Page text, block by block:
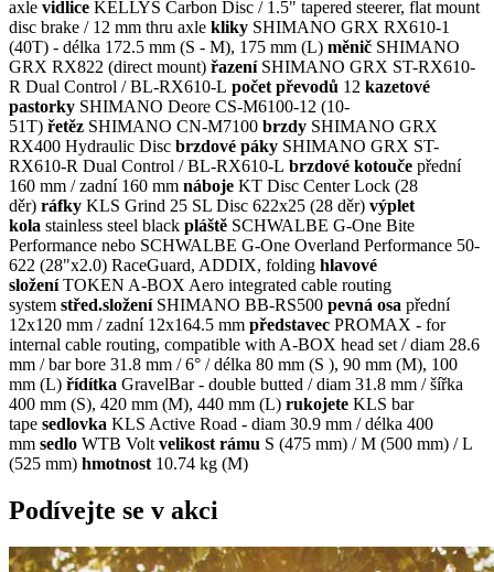
axle vidlice KELLYS Carbon Disc / 1.5" tapered steerer, flat mount
disc brake / 12 mm thru axle kliky SHIMANO GRX RX610-1
(40T) - délka 172.5 mm (S - M), 175 mm (L) měnič SHIMANO
GRX RX822 (direct mount) řazeníSHIMANO GRX ST-RX610-
R Dual Control / BL-RX610-L počet převodů 12 kazetové
pastorky SHIMANO Deore CS-M6100-12 (10-
51T) řetěz SHIMANO CN-M7100 brzdy SHIMANO GRX
RX400 Hydraulic Disc brzdové páky SHIMANO GRX ST-
RX610-R Dual Control / BL-RX610-L brzdové kotouče přední
160 mm / zadní 160 mm náboje KT Disc Center Lock (28
děr) ráfky KLS Grind 25 SL Disc 622x25 (28 děr) výplet
kola stainless steel black pláště SCHWALBE G-One Bite
Performance nebo SCHWALBE G-One Overland Performance 50-
622 (28"x2.0) RaceGuard, ADDIX, folding hlavové
složeníTOKEN A-BOX Aero integrated cable routing
system střed.složeníSHIMANO BB-RS500 pevná osa přední
12x120 mm / zadní 12x164.5 mm představec PROMAX - for
internal cable routing, compatible with A-BOX head set / diam 28.6
mm / bar bore 31.8 mm / 6° / délka 80 mm (S ), 90 mm (M), 100
mm (L) řídítka GravelBar - double butted / diam 31.8 mm / šířka
400 mm (S), 420 mm (M), 440 mm (L) rukojete KLS bar
tape sedlovka KLS Active Road - diam 30.9 mm / délka 400
mm sedlo WTB Volt velikost rámu S (475 mm) / M (500 mm) / L
(525 mm) hmotnost 10.74 kg (M)
Podívejte se v akci